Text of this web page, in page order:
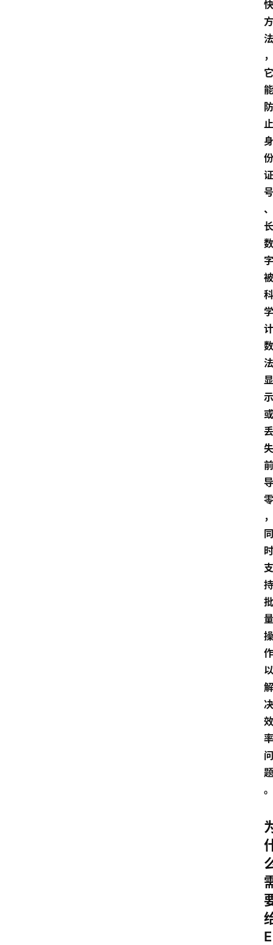
快
方
法
，
它
能
防
止
身
份
证
号
、
长
数
字
被
科
学
计
数
法
显
示
或
丢
失
前
导
零
，
同
时
支
持
批
量
操
作
以
解
决
效
率
问
题
。
E